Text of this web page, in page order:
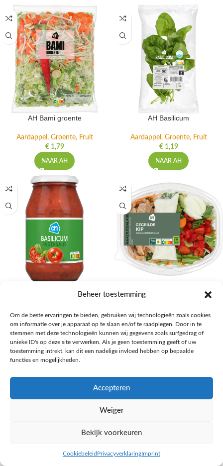
Beheer toestemming
Om de beste ervaringen te bieden, gebruiken wij technologieën zoals cookies
om informatie over je apparaat op te slaan en/of te raadplegen. Door in te
stemmen met deze technologieën kunnen wij gegevens zoals surfgedrag of
unieke ID's op deze site verwerken. Als je geen toestemming geeft of uw
toestemming intrekt, kan dit een nadelige invloed hebben op bepaalde
functies en mogelijkheden.
Accepteren
Weiger
Bekijk voorkeuren
Cookiebeleid PrivacyverklaringImprint
AH Bami groente
Aardappel, Groente, Fruit
€1,79
NAAR AH
AH Basilicum
Aardappel, Groente, Fruit
€1,19
NAAR AH
€1,59
NAAR AH
Salades,Pizza, Maaltijden
€3,39
NAAR AH